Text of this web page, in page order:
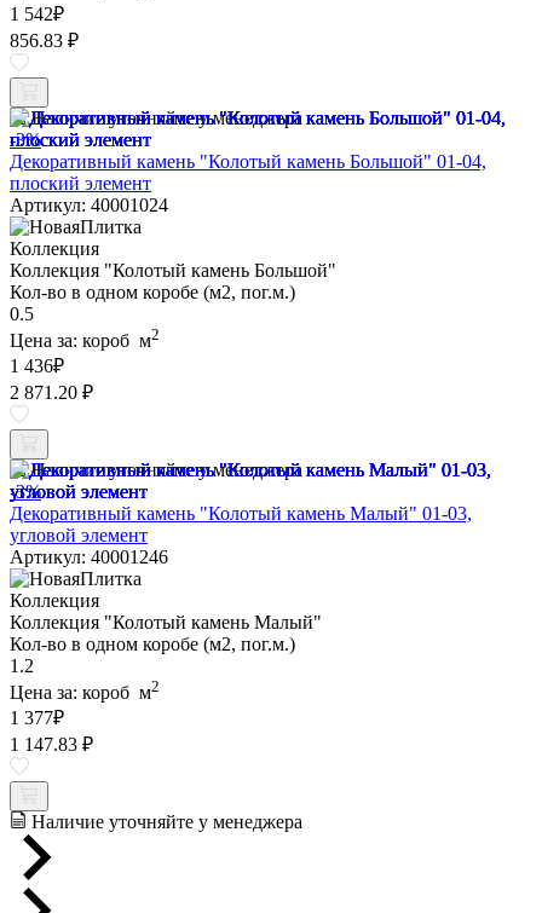
1 542₽
856.83 ₽
Наличие уточняйте у менеджера
-3%
Декоративный камень "Колотый камень Большой" 01-04,
плоский элемент
Артикул: 40001024
Коллекция
Коллекция "Колотый камень Большой"
Кол-во в одном коробе (м2, пог.м.)
0.5
Цена за: короб м2
1 436₽
2 871.20 ₽
Наличие уточняйте у менеджера
-3%
Декоративный камень "Колотый камень Малый" 01-03,
угловой элемент
Артикул: 40001246
Коллекция
Коллекция "Колотый камень Малый"
Кол-во в одном коробе (м2, пог.м.)
1.2
Цена за: короб м2
1 377₽
1 147.83 ₽
Наличие уточняйте у менеджера